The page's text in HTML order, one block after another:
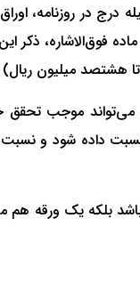
در روزنامه،
از آنها محکوم خواهد شد. در ارتباط با
میلیون ریال)
و ... می‌تواند موجب
به کسی نسبت داده
بلکه یک ورقه هم